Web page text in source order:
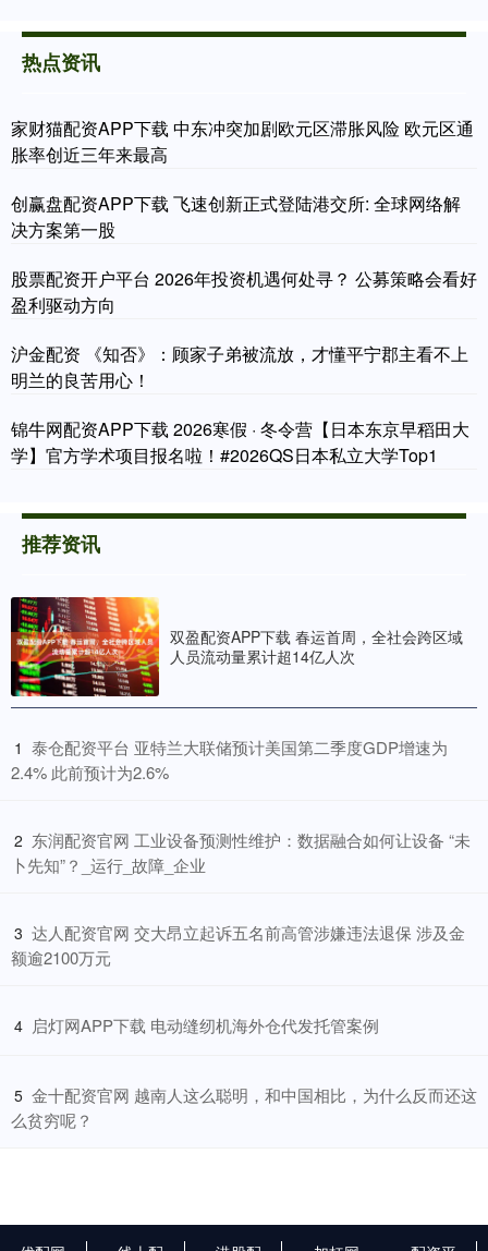
热点资讯
家财猫配资APP下载 中东冲突加剧欧元区滞胀风险 欧元区通
胀率创近三年来最高
创赢盘配资APP下载 飞速创新正式登陆港交所: 全球网络解
决方案第一股
股票配资开户平台 2026年投资机遇何处寻？ 公募策略会看好
盈利驱动方向
沪金配资 《知否》：顾家子弟被流放，才懂平宁郡主看不上
明兰的良苦用心！
锦牛网配资APP下载 2026寒假 · 冬令营【日本东京早稻田大
学】官方学术项目报名啦！#2026QS日本私立大学Top1
推荐资讯
双盈配资APP下载 春运首周，全社会跨区域
人员流动量累计超14亿人次
1 ​泰仓配资平台 亚特兰大联储预计美国第二季度GDP增速为
2.4% 此前预计为2.6%
2 ​东润配资官网 工业设备预测性维护：数据融合如何让设备 “未
卜先知”？_运行_故障_企业
3 ​达人配资官网 交大昂立起诉五名前高管涉嫌违法退保 涉及金
额逾2100万元
4 ​启灯网APP下载 电动缝纫机海外仓代发托管案例
5 ​金十配资官网 越南人这么聪明，和中国相比，为什么反而还这
么贫穷呢？